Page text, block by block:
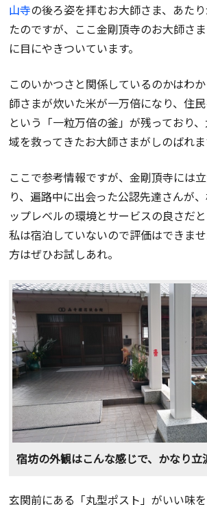
山寺の後ろ姿を拝むお大師さま、あた
たのですが、ここ金剛頂寺のお大師さ
に目にやきついています。
このいかつさと関係しているのかはわ
師さまが炊いた米が一万倍になり、住
という「一粒万倍の釜」が残っており
域を救ってきたお大師さまがしのばれま
ここで参考情報ですが、金剛頂寺には
り、遍路中に出会った公認先達さんが
ップレベルの環境とサービスの良さだと
私は宿泊していないので評価はできま
方はぜひお試しあれ。
宿坊の外観はこんな感じで、かなり立
玄関前にある「丸型ポスト」がいい味